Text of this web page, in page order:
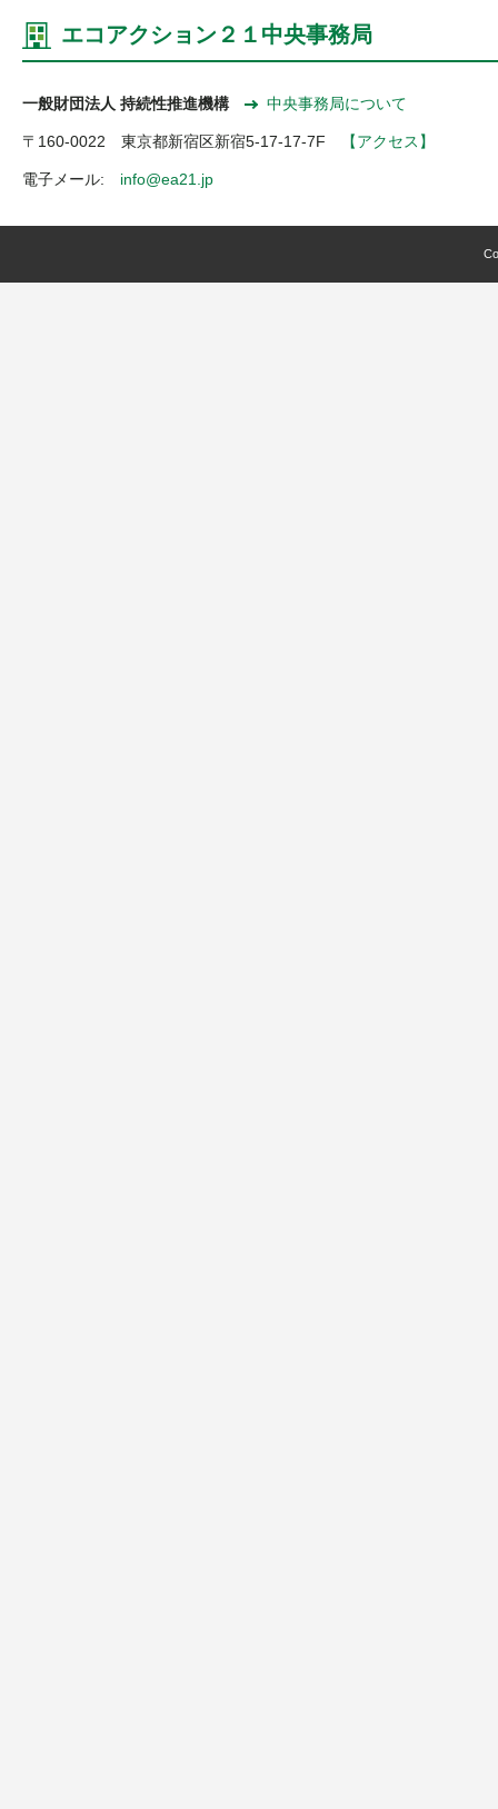
エコアクション２１中央事務局
一般財団法人 持続性推進機構 中央事務局について
〒160-0022 東京都新宿区新宿5-17-17-7F 【アクセス】
電子メール: info@ea21.jp